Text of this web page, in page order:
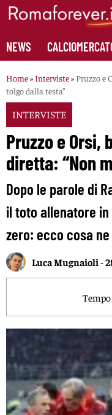
Skip
content
NEWS
Home»Interviste» Pruzzo e
tolgo dalla testa”
INTERVISTE
Pruzzo e Orsi,
diretta: “Non
Dopo le parole di
il toto allenatore
zero: ecco cosa
Luca Mugnaioli -